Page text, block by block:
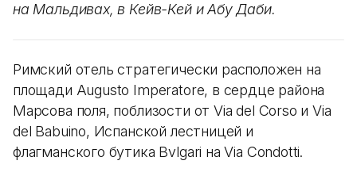
на Мальдивах, в Кейв-Кей и Абу Даби.
Римский отель стратегически расположен на
площади Augusto Imperatore, в сердце района
Марсова поля, поблизости от Via del Corso и Via
del Babuino, Испанской лестницей и
флагманского бутика Bvlgari на Via Condotti.